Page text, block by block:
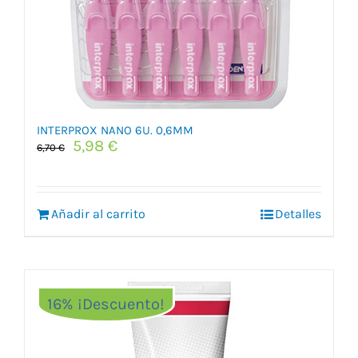
INTERPROX NANO 6U. 0,6MM
6,70€
El
6,70 €.
5,98 €El
5,98 €.
Añadir al carrito Detalles
16% ¡Descuento!